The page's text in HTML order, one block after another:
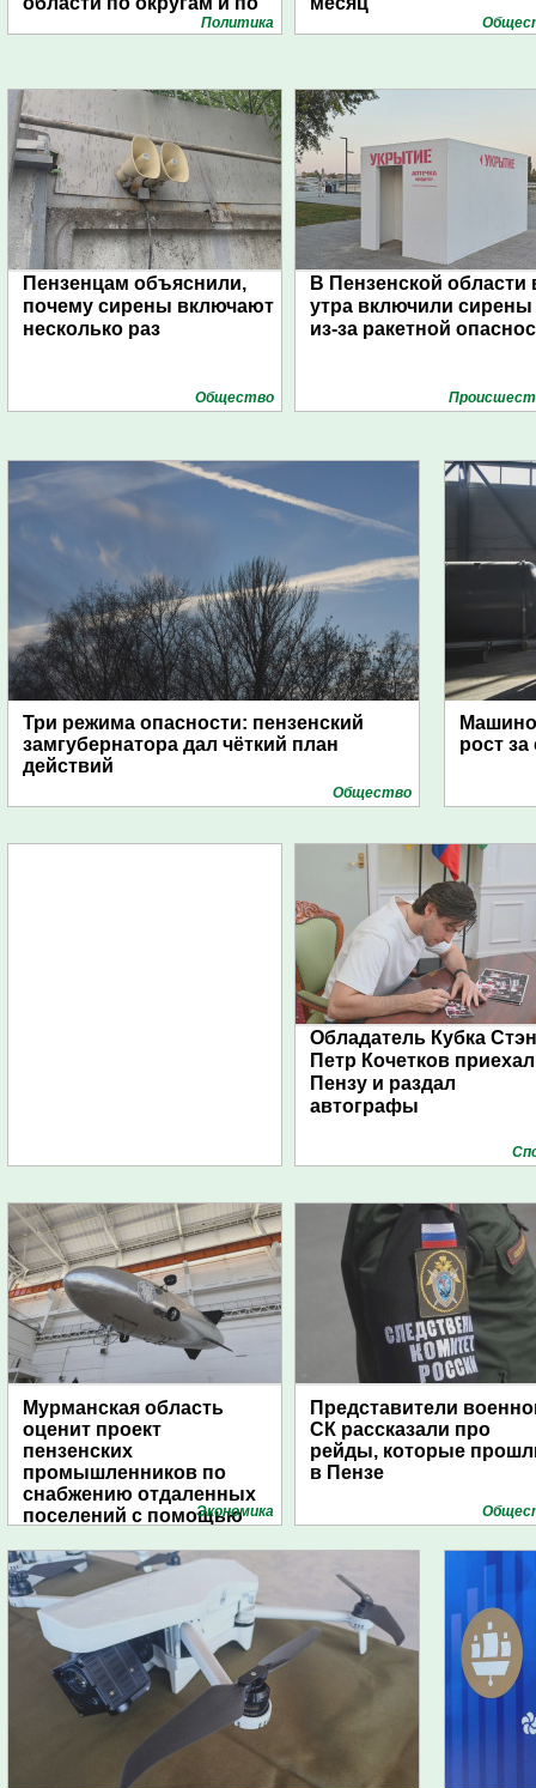
Политика
Пензенцам объяснили,
почему сирены включают
несколько раз
Общество
В Пензенской области
утра включили сирены
из-за ракетной
Три режима опасности: пензенский
замгубернатора дал чёткий план
действий
Общество
рост за
Обладатель Кубка
Петр Кочетков
Пензу и раздал
автографы
Мурманская область
оценит проект
пензенских
промышленников по
снабжению отдаленных
поселений с помощью
Экономика
Представители
СК рассказали про
рейды, которые
в Пензе